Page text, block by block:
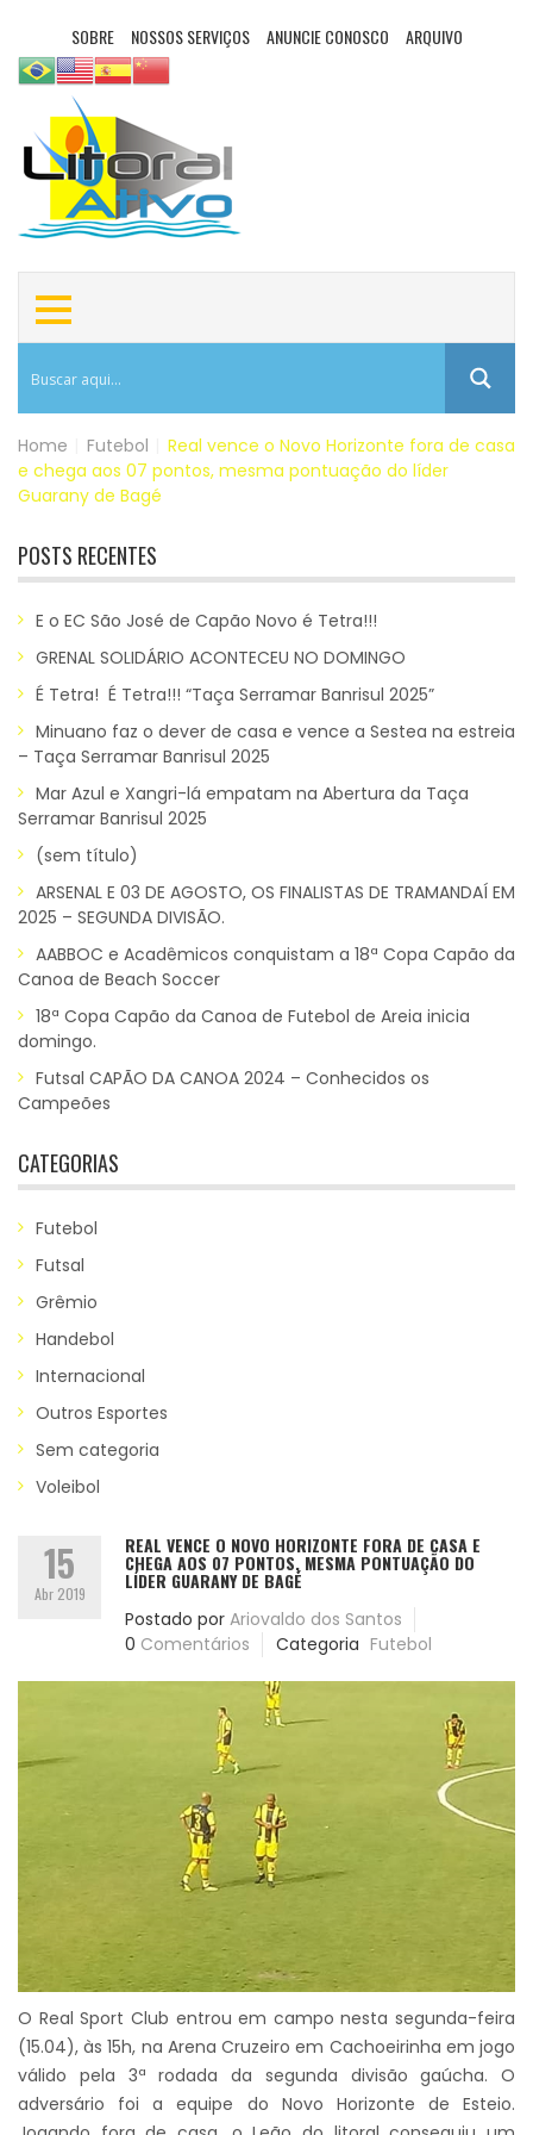
SOBRE NOSSOS SERVIÇOS ANUNCIE CONOSCO ARQUIVO
Home Futebol
Real vence o Novo Horizonte fora de casa
e chega aos 07 pontos, mesma pontuação do líder
Guarany de Bagé
POSTS RECENTES
E o EC São José de Capão Novo é Tetra!!!
GRENAL SOLIDÁRIO ACONTECEU NO DOMINGO
É Tetra! É Tetra!!! “Taça Serramar Banrisul 2025”
Minuano faz o dever de casa e vence a Sestea na estreia
– Taça Serramar Banrisul 2025
Mar Azul e Xangri-lá empatam na Abertura da Taça
Serramar Banrisul 2025
(sem título)
ARSENAL E 03 DE AGOSTO, OS FINALISTAS DE TRAMANDAÍ EM
2025 – SEGUNDA DIVISÃO.
AABBOC e Acadêmicos conquistam a 18ª Copa Capão da
Canoa de Beach Soccer
18ª Copa Capão da Canoa de Futebol de Areia inicia
domingo.
Futsal CAPÃO DA CANOA 2024 – Conhecidos os
Campeões
CATEGORIAS
Futebol
Futsal
Grêmio
Handebol
Internacional
Outros Esportes
Sem categoria
Voleibol
15
Abr 2019
REAL VENCE O NOVO HORIZONTE FORA DE CASA E
CHEGA AOS 07 PONTOS, MESMA PONTUAÇÃO DO
LÍDER GUARANY DE BAGÉ
Postado por Ariovaldo dos Santos
0 Comentários Categoria Futebol
O Real Sport Club entrou em campo nesta segunda-feira
(15.04), às 15h, na Arena Cruzeiro em Cachoeirinha em jogo
válido pela 3ª rodada da segunda divisão gaúcha. O
adversário foi a equipe do Novo Horizonte de Esteio.